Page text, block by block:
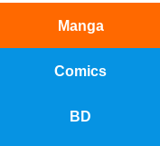
Manga
Comics
BD